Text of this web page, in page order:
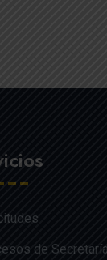
de Secretaría